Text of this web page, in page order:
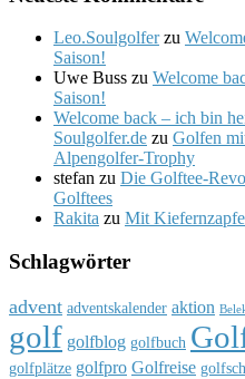
Leo.Soulgolferzu
Saison!
Uwe Buss zu Welcome
Saison!
Welcome back – ich bin
Soulgolfer.de zu Golfen
Alpengolfer-Trophy
stefan zu Die Golftee-
Golftees
Rakita zu Mit
Schlagwörter
advent adventskalender aktion
golf golfblog golfbuch
golfplätze golfpro Golfreise